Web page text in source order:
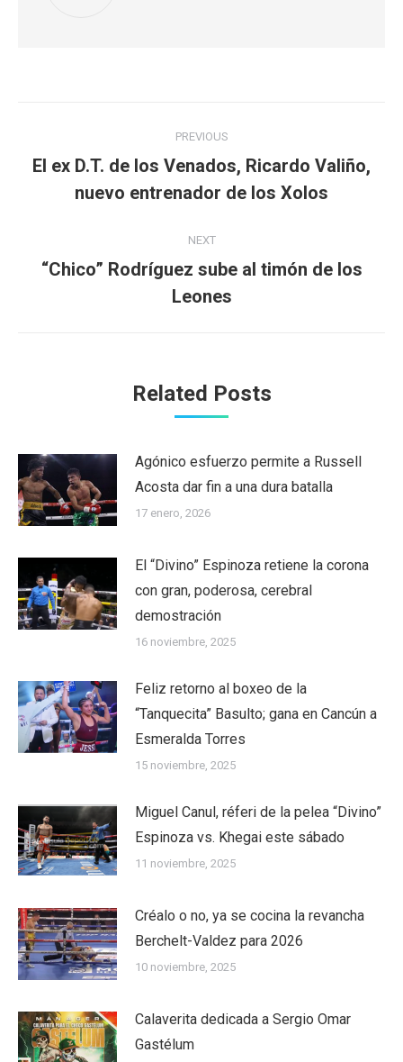
navigation
PREVIOUS
Previous
post:
El ex D.T. de los Venados, Ricardo Valiño,
nuevo entrenador de los Xolos
NEXT
Next
post:
“Chico” Rodríguez sube al timón de los
Leones
Related Posts
Agónico esfuerzo permite a Russell
Acosta dar fin a una dura batalla
17 enero, 2026
El “Divino” Espinoza retiene la corona
con gran, poderosa, cerebral
demostración
16 noviembre, 2025
Feliz retorno al boxeo de la
“Tanquecita” Basulto; gana en Cancún a
Esmeralda Torres
15 noviembre, 2025
Miguel Canul, réferi de la pelea “Divino”
Espinoza vs. Khegai este sábado
11 noviembre, 2025
Créalo o no, ya se cocina la revancha
Berchelt-Valdez para 2026
10 noviembre, 2025
Calaverita dedicada a Sergio Omar
Gastélum